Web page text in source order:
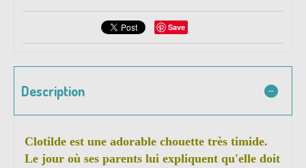
Save
Description
Clotilde est une adorable chouette très timide.
Le jour où ses parents lui expliquent qu'elle doit